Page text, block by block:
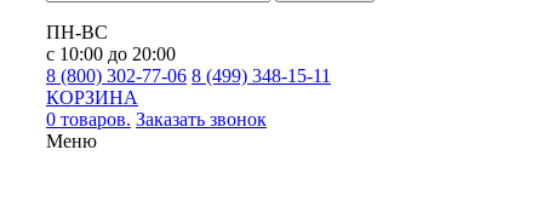
ПН-ВС
с 10:00 до 20:00
8 (800) 302-77-06 8 (499) 348-15-11
КОРЗИНА
0 товаров. Заказать звонок
Меню